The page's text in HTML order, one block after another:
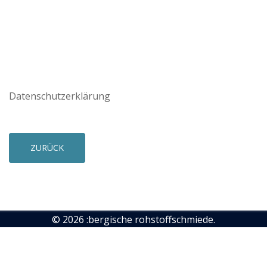
Datenschutzerklärung
ZURÜCK
© 2026 :bergische rohstoffschmiede.